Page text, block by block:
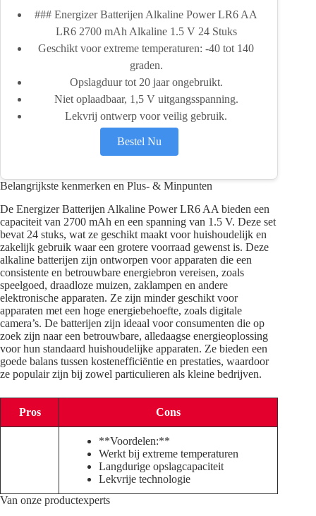
### Energizer Batterijen Alkaline Power LR6 AA
LR6 2700 mAh Alkaline 1.5 V 24 Stuks
Geschikt voor extreme temperaturen: -40 tot 140
graden.
Opslagduur tot 20 jaar ongebruikt.
Niet oplaadbaar, 1,5 V uitgangsspanning.
Lekvrij ontwerp voor veilig gebruik.
Bestel Nu
Belangrijkste kenmerken en Plus- & Minpunten
De Energizer Batterijen Alkaline Power LR6 AA bieden een
capaciteit van 2700 mAh en een spanning van 1.5 V. Deze set
bevat 24 stuks, wat ze geschikt maakt voor huishoudelijk en
zakelijk gebruik waar een grotere voorraad gewenst is. Deze
alkaline batterijen zijn ontworpen voor apparaten die een
consistente en betrouwbare energiebron vereisen, zoals
speelgoed, draadloze muizen, zaklampen en andere
elektronische apparaten. Ze zijn minder geschikt voor
apparaten met een hoge energiebehoefte, zoals digitale
camera’s. De batterijen zijn ideaal voor consumenten die op
zoek zijn naar een betrouwbare, alledaagse energieoplossing
voor hun standaard huishoudelijke apparaten. Ze bieden een
goede balans tussen kostenefficiëntie en prestaties, waardoor
ze populair zijn bij zowel particulieren als kleine bedrijven.
Pros Cons
**Voordelen:**
Werkt bij extreme temperaturen
Langdurige opslagcapaciteit
Lekvrije technologie
Van onze productexperts